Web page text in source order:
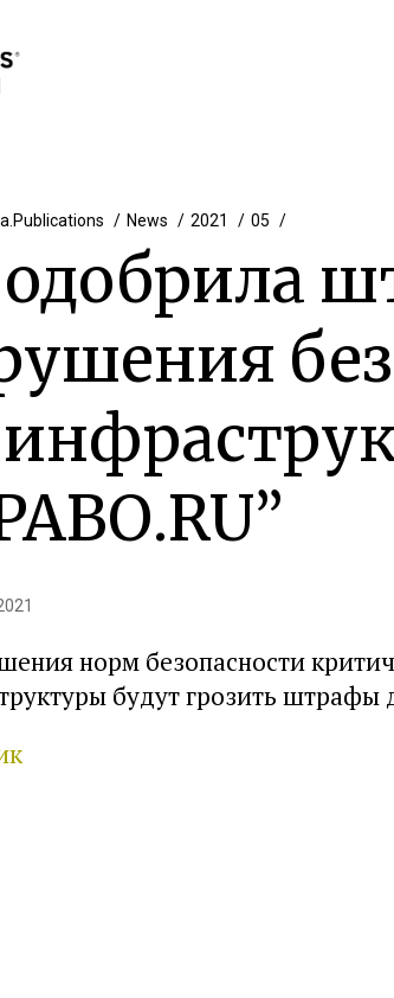
News 2021 05
норм безопасности
будут грозить штрафы